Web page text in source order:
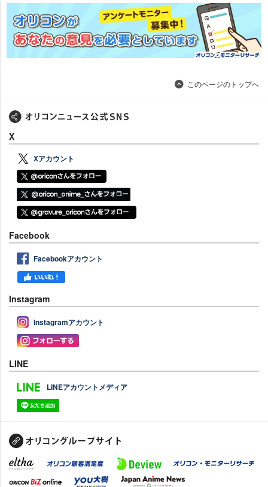
このページのトップへ
X
Xアカウント
Facebook
Facebookアカウント
Instagram
Instagramアカウント
LINE
LINEアカウントメディア